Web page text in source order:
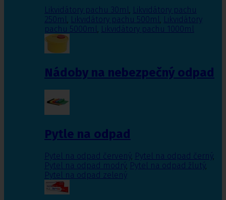
Likvidátory pachu 30ml, Likvidátory pachu
250ml, Likvidátory pachu 500ml, Likvidátory
pachu 5000ml, Likvidátory pachu 1000ml
Nádoby na nebezpečný odpad
Pytle na odpad
Pytel na odpad červený, Pytel na odpad černý,
Pytel na odpad modrý, Pytel na odpad žlutý,
Pytel na odpad zelený